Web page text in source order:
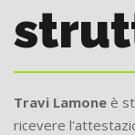
Travi Lamone è
ricevere